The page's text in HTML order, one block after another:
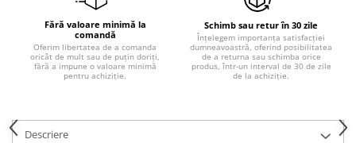
Fără valoare minimă la
comandă
Oferim libertatea de a comanda
oricât de mult sau de puțin doriți,
fără a impune o valoare minimă
pentru achiziție.
Schimb sau retur în 30 zile
Înțelegem importanța satisfacției
dumneavoastră, oferind posibilitatea
de a returna sau schimba orice
produs, într-un interval de 30 de zile
de la achiziție.
Descriere